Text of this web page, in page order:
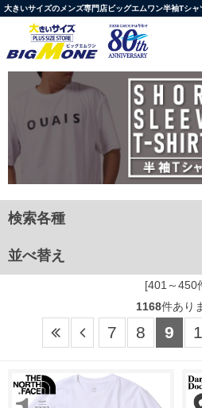
大きいサイズのメンズ専門店ビッグエムワン半袖Tシ
検索各種
並べ替え
[401～450
1168件あり
7 8 9